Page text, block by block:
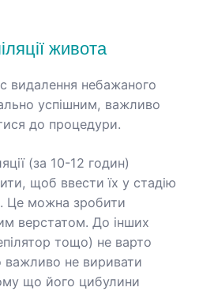
живота
видалення небажаного
успішним, важливо
до процедури.
(за 10-12 годин)
щоб ввести їх у стадію
Це можна зробити
верстатом. До інших
тощо) не варто
важливо не виривати
що його цибулини